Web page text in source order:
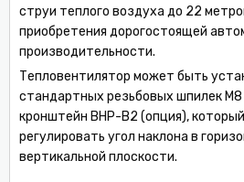
струи теплого воздуха до 22
приобретения дорогостоящей
производительности.
Тепловентилятор может быть
стандартных резьбовых шпилек
кронштейн BHP-B2 (опция),
регулировать угол наклона в
вертикальной плоскости.